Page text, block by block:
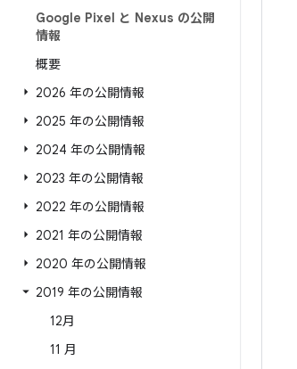
Google Pixel と Nexus の公開
情報
概要
2026 年の公開情報
2025 年の公開情報
2024 年の公開情報
2023 年の公開情報
2022 年の公開情報
2021 年の公開情報
2020 年の公開情報
2019 年の公開情報
12月
11 月